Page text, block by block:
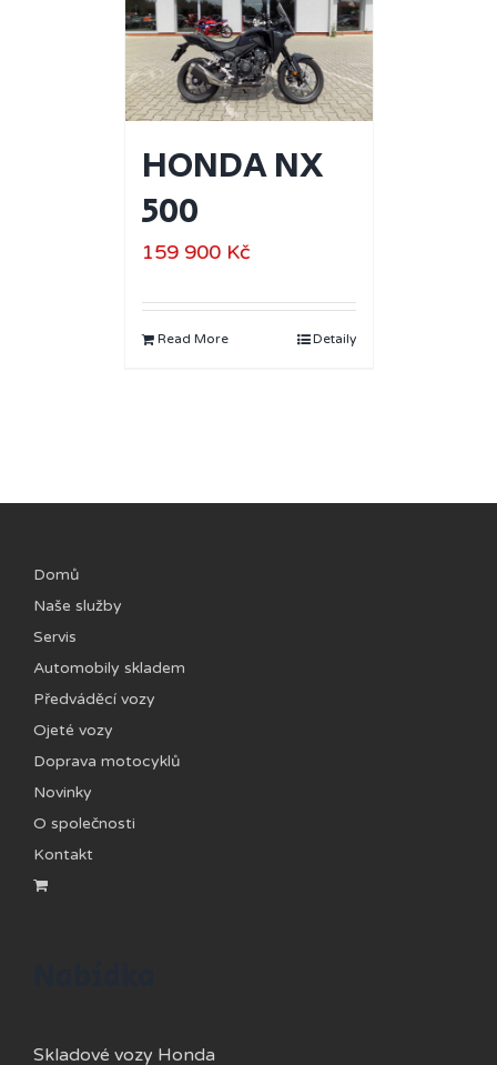
HONDA NX
500
159 900 Kč
Read More Detaily
Domů
Naše služby
Servis
Automobily skladem
Předváděcí vozy
Ojeté vozy
Doprava motocyklů
Novinky
O společnosti
Kontakt
Skladové vozy Honda